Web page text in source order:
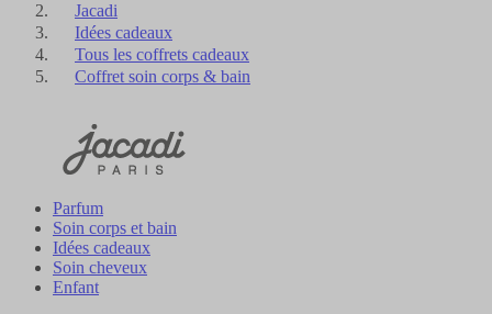
Jacadi
Idées cadeaux
Tous les coffrets cadeaux
Coffret soin corps & bain
Parfum
Soin corps et bain
Idées cadeaux
Soin cheveux
Enfant